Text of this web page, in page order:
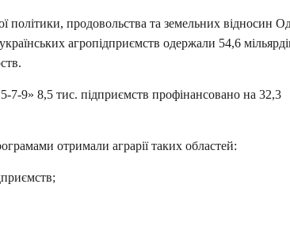
продовольства та земельних відносин
агропідприємств одержали 54,6
9» 8,5 тис. підприємств профінансовано на 32,3
отримали аграрії таких областей: